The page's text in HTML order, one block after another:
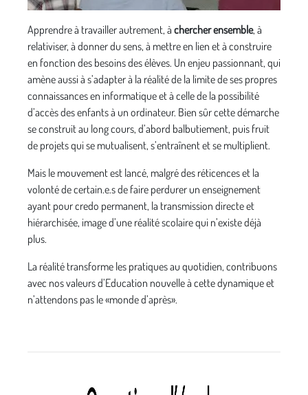
Apprendre à travailler autrement, à chercher ensemble, à
relativiser, à donner du sens, à mettre en lien et à construire
en fonction des besoins des élèves. Un enjeu passionnant, qui
amène aussi à s’adapter à la réalité de la limite de ses propres
connaissances en informatique et à celle de la possibilité
d’accès des enfants à un ordinateur. Bien sûr cette démarche
se construit au long cours, d’abord balbutiement, puis fruit
de projets qui se mutualisent, s’entraînent et se multiplient.
Mais le mouvement est lancé, malgré des réticences et la
volonté de certain.e.s de faire perdurer un enseignement
ayant pour credo permanent, la transmission directe et
hiérarchisée, image d’une réalité scolaire qui n’existe déjà
plus.
La réalité transforme les pratiques au quotidien, contribuons
avec nos valeurs d’Education nouvelle à cette dynamique et
n’attendons pas le «monde d’après».